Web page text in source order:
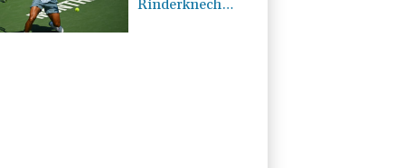
Rinderknech